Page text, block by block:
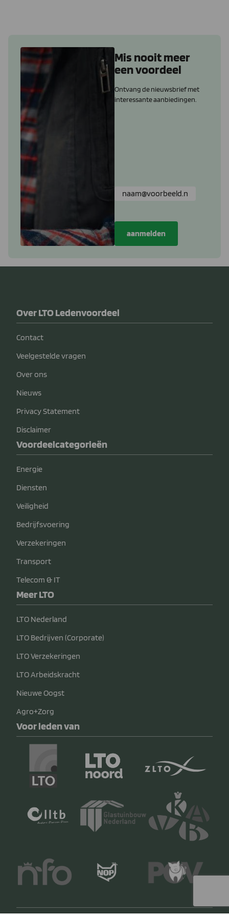
Mis nooit meer
een voordeel
Ontvang de nieuwsbrief met
interessante aanbiedingen.
Over LTO Ledenvoordeel
Contact
Veelgestelde vragen
Over ons
Nieuws
Privacy Statement
Disclaimer
Voordeelcategorieën
Energie
Diensten
Veiligheid
Bedrijfsvoering
Verzekeringen
Transport
Telecom & IT
Meer LTO
LTO Nederland
LTO Bedrijven (Corporate)
LTO Verzekeringen
LTO Arbeidskracht
Nieuwe Oogst
Agro+Zorg
Voor leden van